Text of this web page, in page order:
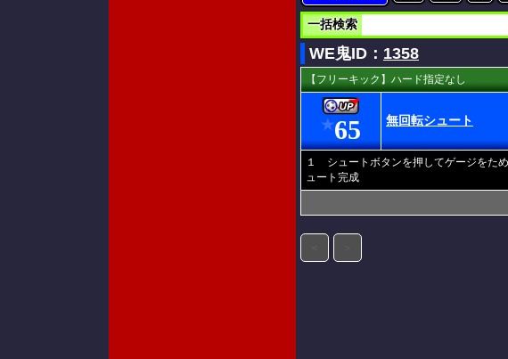
一括検索
WE鬼ID： 1358
【フリーキック】ハード指定なし
★65 無回転シュート
１ シュートボタンを押してゲージを
ュート完成